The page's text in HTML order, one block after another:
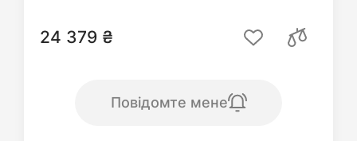
24 379 ₴
Повідомте мене